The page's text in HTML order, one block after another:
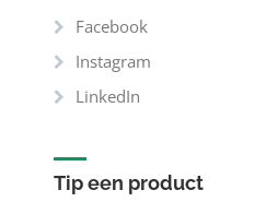
Facebook
Instagram
LinkedIn
Tip een product